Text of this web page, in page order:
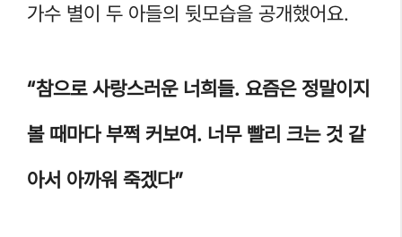
가수 별이 두 아들의 뒷모습을 공개했어요.
“참으로 사랑스러운 너희들. 요즘은 정말이지
볼 때마다 부쩍 커보여. 너무 빨리 크는 것 같
아서 아까워 죽겠다”